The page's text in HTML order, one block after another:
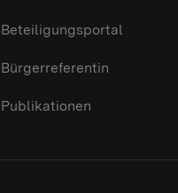
Beteiligungsportal
Bürgerreferentin
Publikationen